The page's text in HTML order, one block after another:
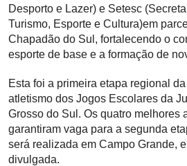
Desporto e Lazer) e Setesc
Turismo, Esporte e Cultura)em
Chapadão do Sul, fortalecendo o
esporte de base e a formação de
Esta foi a primeira etapa regional
atletismo dos Jogos Escolares da
Grosso do Sul. Os quatro melhores
garantiram vaga para a segunda
será realizada em Campo Grande,
divulgada.